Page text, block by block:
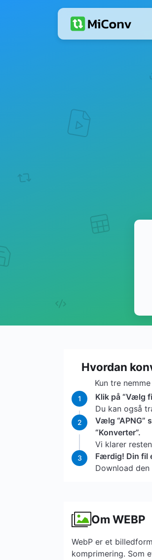
Hvordan
Kun tre
1
Klik på “Vælg
Du kan også
2
Vælg “APNG”
“Konverter”.
Vi klarer
3
Færdig! Din fil
Download
Om WEBP
WebP er et
komprimering. Som